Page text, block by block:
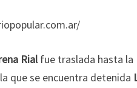
Rialfue traslada hasta la
que se encuentra detenida